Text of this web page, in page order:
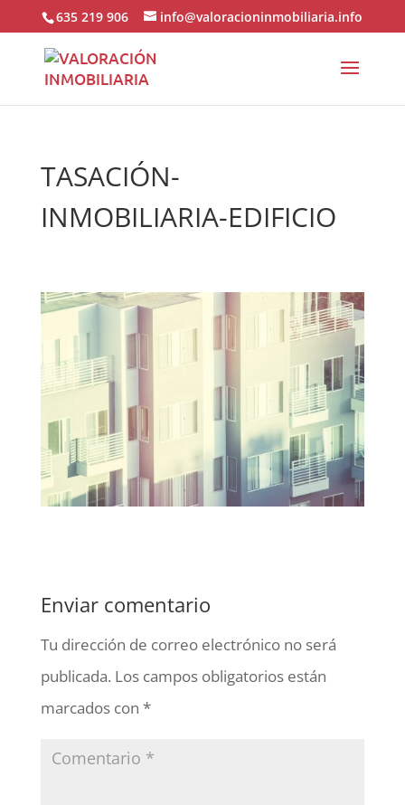
635 219 906 info@valoracioninmobiliaria.info
TASACIÓN-
INMOBILIARIA-EDIFICIO
Enviar comentario
Tu dirección de correo electrónico no será
publicada. Los campos obligatorios están
marcados con *